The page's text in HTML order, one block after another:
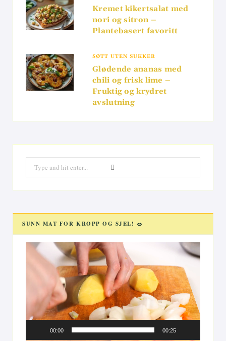
Kremet kikertsalat med
nori og sitron –
Plantebasert favoritt
SØTT UTEN SUKKER
Glødende ananas med
chili og frisk lime –
Fruktig og krydret
avslutning
for:
SUNN MAT FOR KROPP OG SJEL! 🥗
Videoavspiller
00:00 00:25